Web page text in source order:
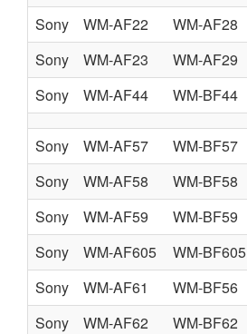
Sony
WM-AF22 WM-AF28
Sony
WM-AF23 WM-AF29
Sony
WM-AF44 WM-BF44
Sony WM-AF57
WM-BF57
Sony
WM-AF58
WM-BF58
Sony
WM-AF59
WM-BF59
Sony
WM-AF605
WM-BF605
Sony
WM-AF61 WM-BF56
Sony
WM-AF62
WM-BF62